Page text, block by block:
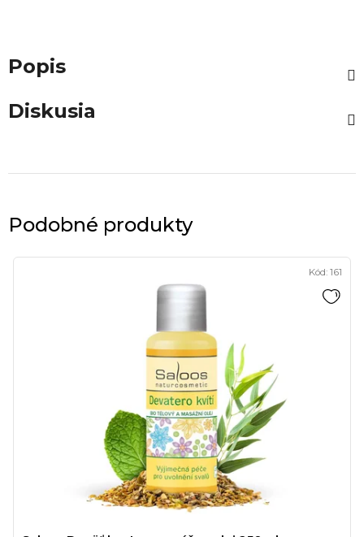
Popis
Diskusia
Podobné produkty
Kód: 161